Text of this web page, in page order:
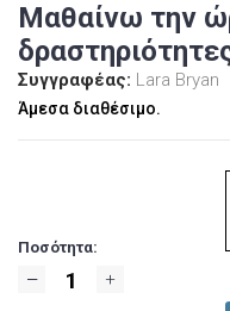
Μαθαίνω την
Συγγραφέας: Lara Bryan
Άμεσα διαθέσιμο.
Ποσότητα: